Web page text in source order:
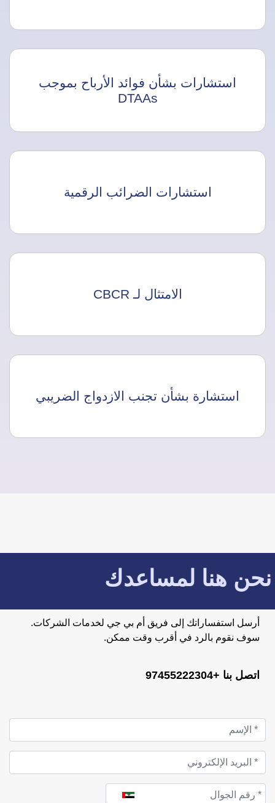
استشارات بشأن فوائد الأرباح بموجب
DTAAs
استشارات الضرائب الرقمية
الامتثال لـ CBCR
استشارة بشأن تجنب الازدواج الضريبي
نحن هنا لمساعدك
أرسل استفساراتك إلى فريق أم بي جي لخدمات الشركات.
سوف نقوم بالرد في أقرب وقت ممكن.
اتصل بنا +97455222304